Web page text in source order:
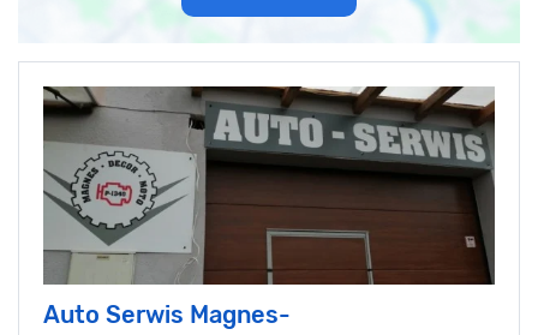
Auto Serwis Magnes-